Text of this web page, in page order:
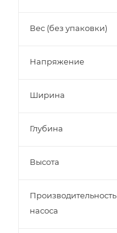
Вес (без упаковки)
Напряжение
Ширина
Глубина
Высота
Производительность
насоса